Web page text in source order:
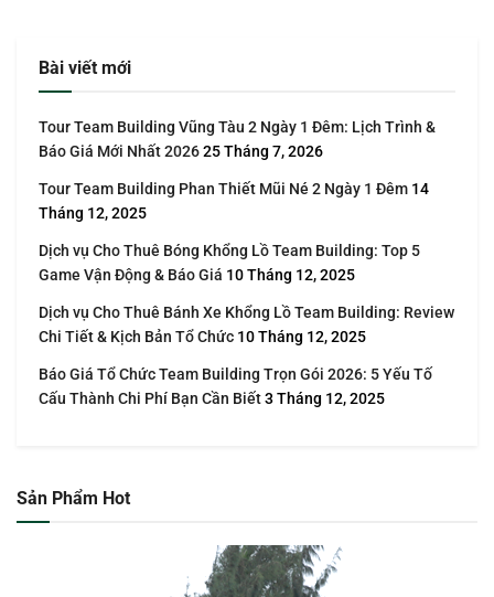
Bài viết mới
Tour Team Building Vũng Tàu 2 Ngày 1 Đêm: Lịch Trình &
Báo Giá Mới Nhất 202625 Tháng 7, 2026
Tour Team Building Phan Thiết Mũi Né 2 Ngày 1 Đêm 14
Tháng 12, 2025
Dịch vụ Cho Thuê Bóng Khổng Lồ Team Building: Top 5
Game Vận Động & Báo Giá 10 Tháng 12, 2025
Dịch vụ Cho Thuê Bánh Xe Khổng Lồ Team Building: Review
Chi Tiết & Kịch Bản Tổ Chức 10 Tháng 12, 2025
Báo Giá Tổ Chức Team Building Trọn Gói 2026: 5 Yếu Tố
Cấu Thành Chi Phí Bạn Cần Biết3 Tháng 12, 2025
Sản Phẩm Hot